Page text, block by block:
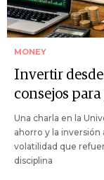
MONEY
Invertir
consejos para
Una charla en la
ahorro y la
volatilidad que
disciplina